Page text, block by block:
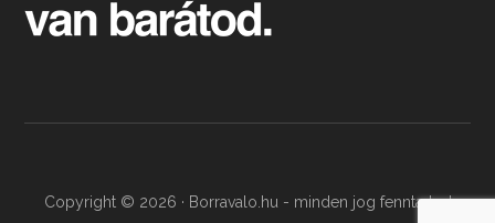
Copyright © 2026 · Borravalo.hu - minden jog fenntartva!